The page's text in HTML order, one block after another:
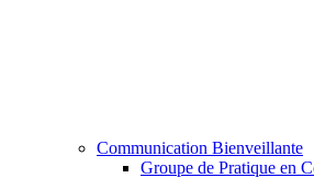
Communication Bienveillante
Groupe de Pratique en